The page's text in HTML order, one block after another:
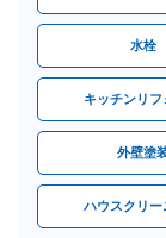
水栓
キッチンリフ
外壁塗
ハウスクリー